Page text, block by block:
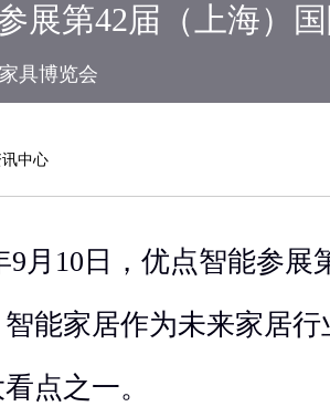
展第42届（上海）
具博览会
讯中心
9月10日，优点智能参展
能家居作为未来家居
点之一。